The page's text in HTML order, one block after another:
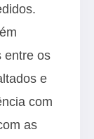
entre os
e
com
as